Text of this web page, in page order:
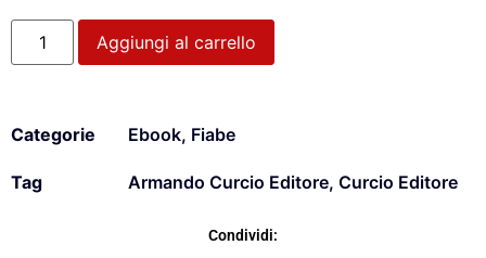
Aggiungi al carrello
Categorie Ebook, Fiabe
Tag Armando Curcio Editore, Curcio Editore
Condividi: